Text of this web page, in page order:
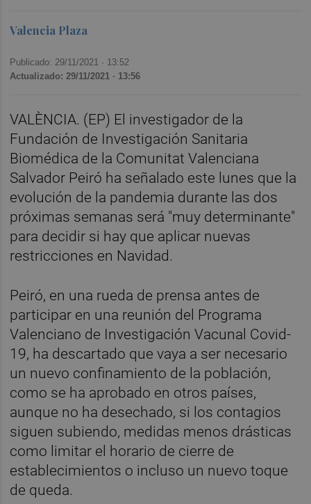
Valencia Plaza
Publicado: 29/11/2021 · 13:52
Actualizado: 29/11/2021 · 13:56
VALÈNCIA. (EP) El investigador de la
Fundación de Investigación Sanitaria
Biomédica de la Comunitat Valenciana
Salvador Peiró ha señalado este lunes que la
evolución de la pandemia durante las dos
próximas semanas será "muy determinante"
para decidir si hay que aplicar nuevas
restricciones en Navidad.
Peiró, en una rueda de prensa antes de
participar en una reunión del Programa
Valenciano de Investigación Vacunal Covid-
19, ha descartado que vaya a ser necesario
un nuevo confinamiento de la población,
como se ha aprobado en otros países,
aunque no ha desechado, si los contagios
siguen subiendo, medidas menos drásticas
como limitar el horario de cierre de
establecimientos o incluso un nuevo toque
de queda.